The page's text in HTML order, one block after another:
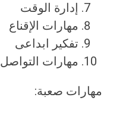
إدارة الوقت
مهارات الإقناع
تفكير ابداعى
مهارات التواصل
مهارات صعبة: